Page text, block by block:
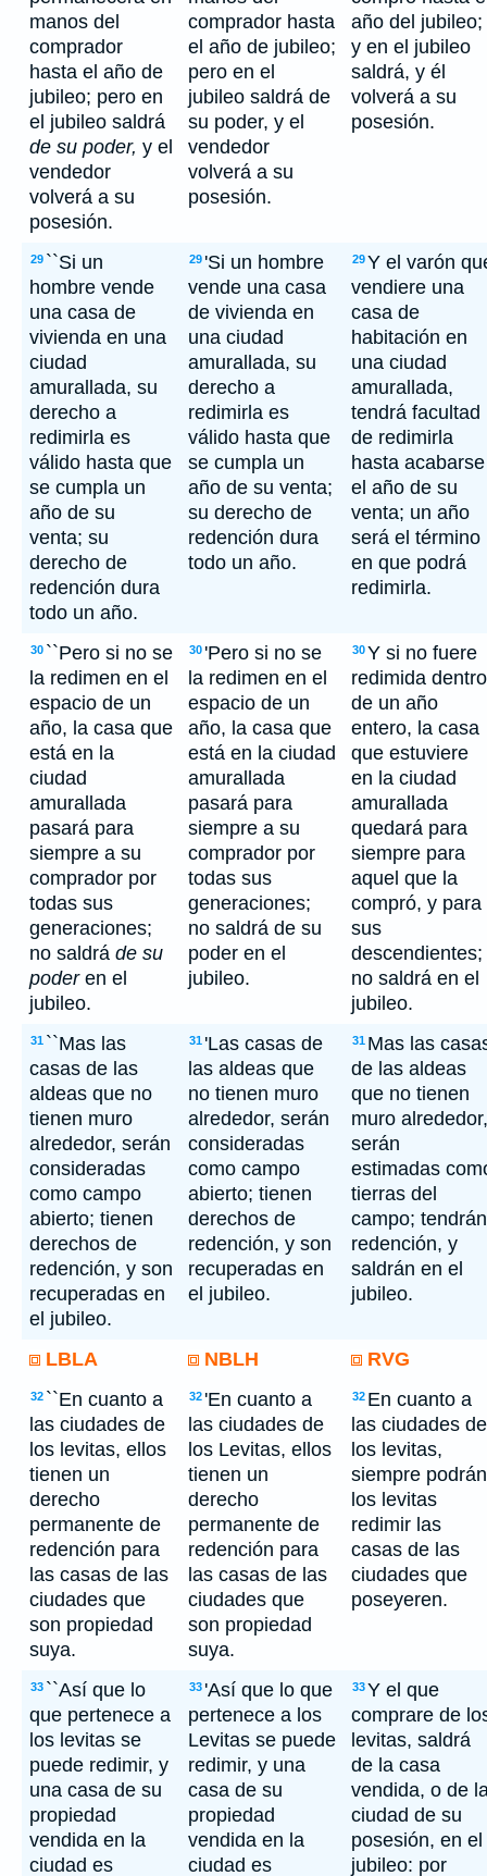
manos del
comprador
hasta el año de
jubileo; pero en
el jubileo saldrá
de su poder, y el
vendedor
volverá a su
posesión.
comprador hasta
el año de jubileo;
pero en el
jubileo saldrá de
su poder, y el
vendedor
volverá a su
posesión.
año del jubileo;
y en el jubileo
saldrá, y él
volverá a su
posesión.
29 ``Si un
hombre vende
una casa de
vivienda en una
ciudad
amurallada, su
derecho a
redimirla es
válido hasta que
se cumpla un
año de su
venta; su
derecho de
redención dura
todo un año.
29 'Si un hombre
vende una casa
de vivienda en
una ciudad
amurallada, su
derecho a
redimirla es
válido hasta que
se cumpla un
año de su venta;
su derecho de
redención dura
todo un año.
29Y el varón
vendiere una
casa de
habitación en
una ciudad
amurallada,
tendrá facultad
de redimirla
hasta acabarse
el año de su
venta; un año
será el término
en que podrá
redimirla.
30 ``Pero si no se
la redimen en el
espacio de un
año, la casa que
está en la
ciudad
amurallada
pasará para
siempre a su
comprador por
todas sus
generaciones;
no saldrá de su
poderen el
jubileo.
30 'Pero si no se
la redimen en el
espacio de un
año, la casa que
está en la ciudad
amurallada
pasará para
siempre a su
comprador por
todas sus
generaciones;
no saldrá de su
poder en el
jubileo.
30Y si no fuere
redimida dentro
de un año
entero, la casa
que estuviere
en la ciudad
amurallada
quedará para
siempre para
aquel que la
compró, y para
sus
descendientes;
no saldrá en el
jubileo.
31 ``Mas las
casas de las
aldeas que no
tienen muro
alrededor, serán
consideradas
como campo
abierto; tienen
derechos de
redención, y son
recuperadas en
el jubileo.
31 'Las casas de
las aldeas que
no tienen muro
alrededor, serán
consideradas
como campo
abierto; tienen
derechos de
redención, y son
recuperadas en
el jubileo.
31 Mas las
de las aldeas
que no tienen
muro alrededor,
serán
estimadas
tierras del
campo; tendrán
redención, y
saldrán en el
jubileo.
LBLA NBLH RVG
32 ``En cuanto a
las ciudades de
los levitas, ellos
tienen un
derecho
permanente de
redención para
las casas de las
ciudades que
son propiedad
suya.
32 'En cuanto a
las ciudades de
los Levitas, ellos
tienen un
derecho
permanente de
redención para
las casas de las
ciudades que
son propiedad
suya.
32 En cuanto a
las ciudades de
los levitas,
siempre podrán
los levitas
redimir las
casas de las
ciudades que
poseyeren.
33 ``Así que lo
que pertenece a
los levitas se
puede redimir, y
una casa de su
propiedad
vendida en la
ciudad es
33 'Así que lo que
pertenece a los
Levitas se puede
redimir, y una
casa de su
propiedad
vendida en la
ciudad es
33Y el que
comprare de
levitas, saldrá
de la casa
vendida, o de
ciudad de su
posesión, en el
jubileo: por